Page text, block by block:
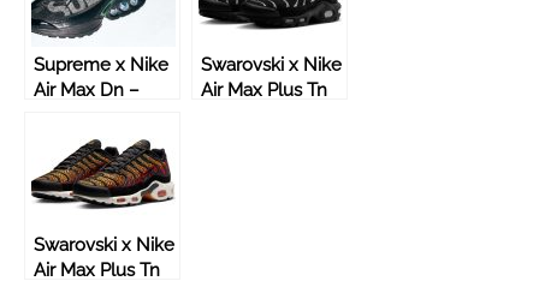
Supreme x Nike
Air Max Dn –
Swarovski x Nike
Air Max Plus Tn
Swarovski x Nike
Air Max Plus Tn